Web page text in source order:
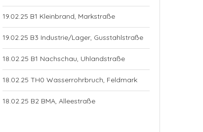
19.02.25 B1 Kleinbrand, Markstraße
19.02.25 B3 Industrie/Lager, Gusstahlstraße
18.02.25 B1 Nachschau, Uhlandstraße
18.02.25 TH0 Wasserrohrbruch, Feldmark
18.02.25 B2 BMA, Alleestraße